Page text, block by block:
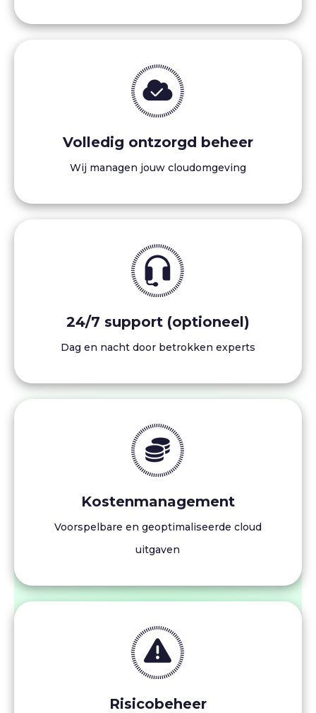
Volledig ontzorgd beheer
Wij managen jouw cloudomgeving
24/7 support (optioneel)
Dag en nacht door betrokken experts
Kostenmanagement
Voorspelbare en geoptimaliseerde cloud
uitgaven
Risicobeheer